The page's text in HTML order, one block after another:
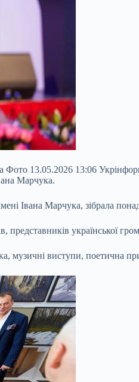
13.05.2026 13:06
Марчука.
Івана Марчука, зібрала
представників української
музичні виступи, поетична